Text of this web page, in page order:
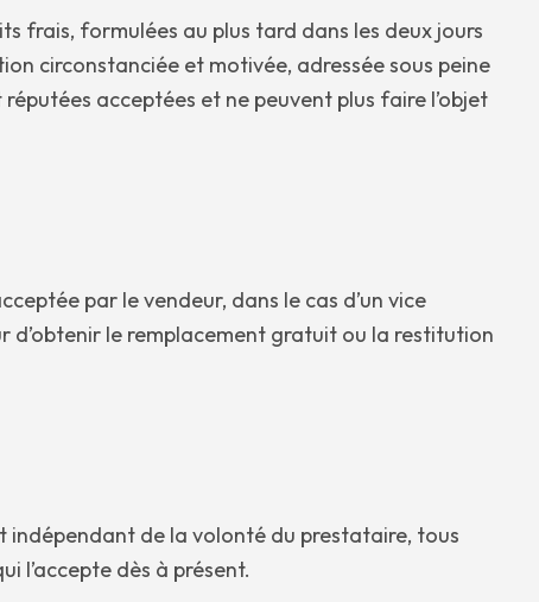
frais, formulées au plus tard dans les deux jours
circonstanciée et motivée, adressée sous peine
acceptées et ne peuvent plus faire l’objet
par le vendeur, dans le cas d’un vice
d’obtenir le remplacement gratuit ou la restitution
indépendant de la volonté du prestataire, tous
l’accepte dès à présent.